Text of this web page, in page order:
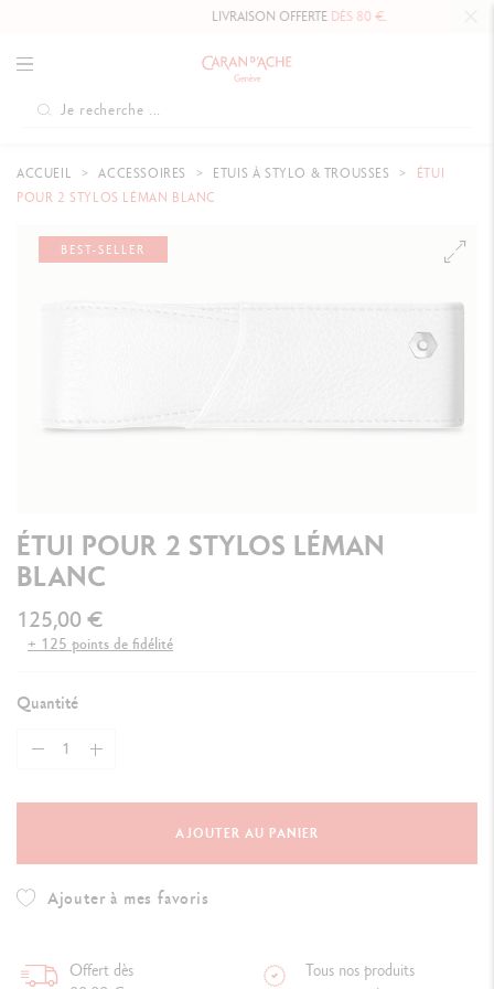
LIVRAISON OFFERTEDÈS 80 € .
ACCUEIL ACCESSOIRES ETUIS À STYLO & TROUSSES
ÉTUI
POUR 2 STYLOS LÉMAN BLANC
BEST-SELLER
ÉTUI POUR 2 STYLOS LÉMAN
BLANC
125,00 €
+ 125 points de fidélité
Quantité
AJOUTER AU PANIER
Ajouter à mes favoris
Offert dès
Tous nos produits